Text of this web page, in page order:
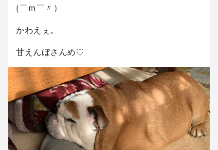
(￣ｍ￣〃）
かわえぇ。
甘えんぼさんめ♡